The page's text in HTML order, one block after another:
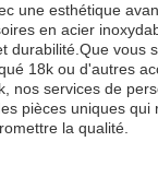
une esthétique
en acier
durabilité.Que vous
18k ou d'autres
nos services de
pièces uniques qui
la qualité.